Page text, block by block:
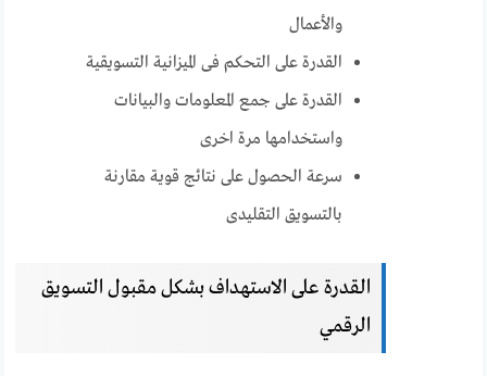
والأعمال
القدرة على التحكم فى الميزانية التسويقية
القدرة على جمع المعلومات والبيانات
واستخدامها مرة اخرى
سرعة الحصول على نتائج قوية مقارنة
بالتسويق التقليدى
القدرة على الاستهداف بشكل مقبول التسويق
الرقمي